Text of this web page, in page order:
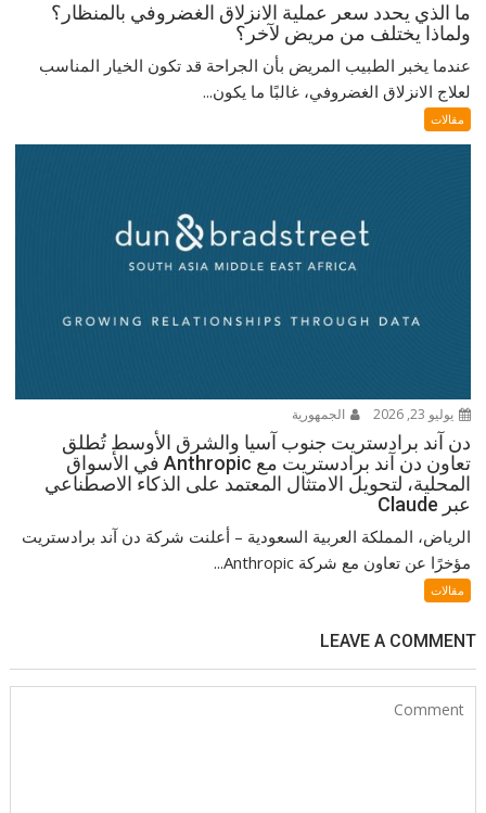
ما الذي يحدد سعر عملية الانزلاق الغضروفي بالمنظار؟
ولماذا يختلف من مريض لآخر؟
عندما يخبر الطبيب المريض بأن الجراحة قد تكون الخيار المناسب
لعلاج الانزلاق الغضروفي، غالبًا ما يكون...
مقالات
يوليو 23, 2026 الجمهورية
دن آند برادستريت جنوب آسيا والشرق الأوسط تُطلق
تعاون دن آند برادستريت مع Anthropic في الأسواق
المحلية، لتحويل الامتثال المعتمد على الذكاء الاصطناعي
عبر Claude
الرياض، المملكة العربية السعودية – أعلنت شركة دن آند برادستريت
مؤخرًا عن تعاون مع شركة Anthropic...
مقالات
LEAVE A COMMENT